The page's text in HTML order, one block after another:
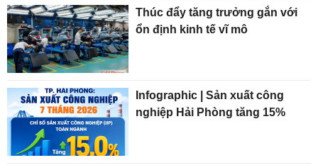
Thúc đẩy tăng trưởng gắn với
ổn định kinh tế vĩ mô
Infographic | Sản xuất công
nghiệp Hải Phòng tăng 15%